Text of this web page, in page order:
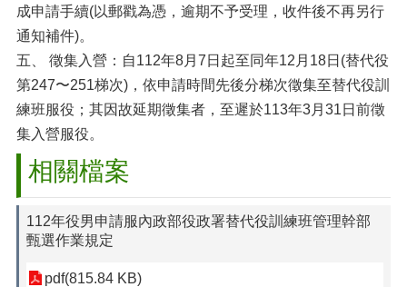
成申請手續(以郵戳為憑，逾期不予受理，收件後不再另行
通知補件)。
五、 徵集入營：自112年8月7日起至同年12月18日(替代役
第247〜251梯次)，依申請時間先後分梯次徵集至替代役訓
練班服役；其因故延期徵集者，至遲於113年3月31日前徵
集入營服役。
相關檔案
112年役男申請服內政部役政署替代役訓練班管理幹部
甄選作業規定
pdf(815.84 KB)